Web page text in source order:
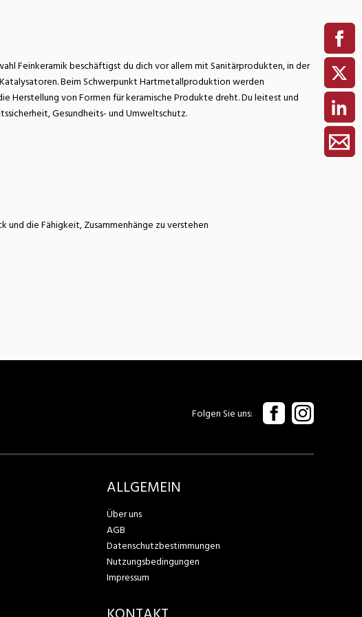
Feinkeramik beschäftigst du dich vor allem mit Sanitärprodukten, in der
Beim Schwerpunkt Hartmetallproduktion werden
Herstellung von Formen für keramische Produkte dreht. Du leitest und
Gesundheits- und Umweltschutz.
die Fähigkeit, Zusammenhänge zu verstehen
Folgen Sie uns
ALLGEMEIN
Über uns
AGB
Datenschutzbestimmungen
Nutzungsbedingungen
Impressum